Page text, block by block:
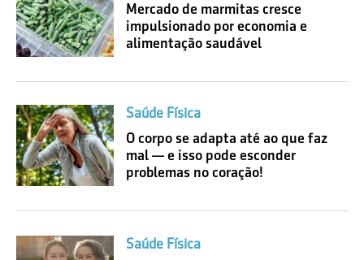
Mercado de marmitas cresce
impulsionado por economia e
alimentação saudável
Saúde Física
O corpo se adapta até ao que faz
mal — e isso pode esconder
problemas no coração!
Saúde Física